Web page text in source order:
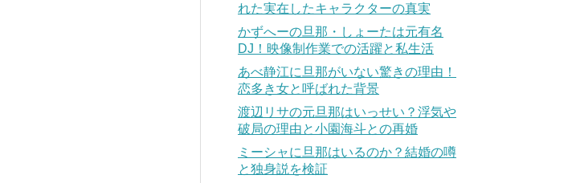
れた実在したキャラクターの真実
かずへーの旦那・しょーたは元有名
DJ！映像制作業での活躍と私生活
あべ静江に旦那がいない驚きの理由！
恋多き女と呼ばれた背景
渡辺リサの元旦那はいっせい？浮気や
破局の理由と小園海斗との再婚
ミーシャに旦那はいるのか？結婚の噂
と独身説を検証